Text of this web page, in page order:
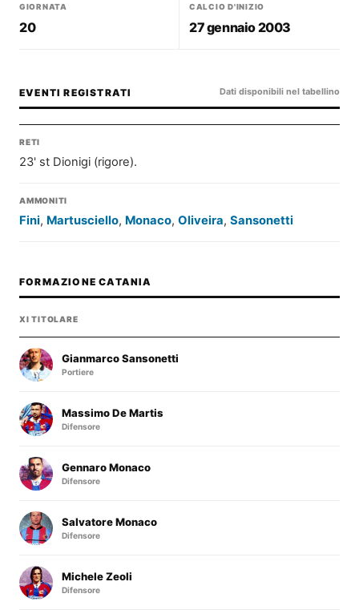
GIORNATA
20
CALCIO D'INIZIO
27 gennaio 2003
EVENTI REGISTRATI Dati disponibili nel tabellino
RETI
23' st Dionigi (rigore).
AMMONITI
Fini, Martusciello, Monaco, Oliveira, Sansonetti
FORMAZIONE CATANIA
XI TITOLARE
Gianmarco Sansonetti
Portiere
Massimo De Martis
Difensore
Gennaro Monaco
Difensore
Salvatore Monaco
Difensore
Michele Zeoli
Difensore